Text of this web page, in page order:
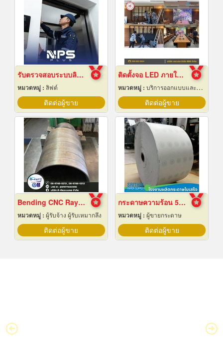
รับตรวจสอบระบบลิฟต์ ซ่อมบำรุงรักษา Maintenance
หมวดหมู่ : ลิฟต์
ติดต่อผู้ขาย
ติดตั้งจอ LED ภายในหอประชุม
หมวดหมู่ : บริการออกแบบและจัดทำป้ายโฆษณา 24 ชม.
ติดต่อผู้ขาย
Bending CNC Rayong
หมวดหมู่ : ผู้รับจ้าง ผู้รับเหมากลึง
ติดต่อผู้ขาย
กระดาษความร้อน 57x80 ราคาส่ง
หมวดหมู่ : ผู้ขายกระดาษ
ติดต่อผู้ขาย